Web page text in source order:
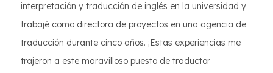
interpretación y traducción de inglés en la universidad y
trabajé como directora de proyectos en una agencia de
traducción durante cinco años. ¡Estas experiencias me
trajeron a este maravilloso puesto de traductor